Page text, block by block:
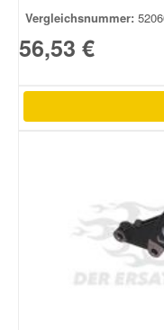
Vergleichsnummer:
56,53 €